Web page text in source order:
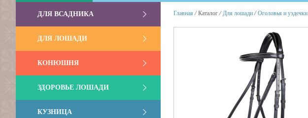
ДЛЯ ВСАДНИКА
ДЛЯ ЛОШАДИ
КОНЮШНЯ
ЗДОРОВЬЕ ЛОШАДИ
КУЗНИЦА
Главная / Каталог / Для лошади / Оголовья и уздечки